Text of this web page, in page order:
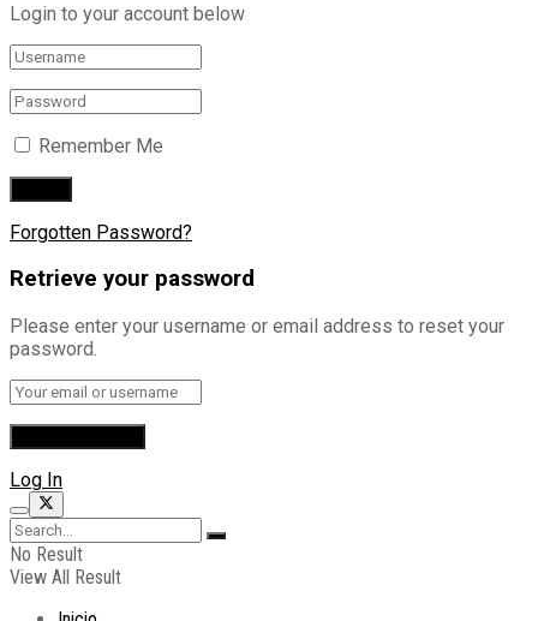
Login to your account below
Remember Me
Forgotten Password?
Retrieve your password
Please enter your username or email address to reset your
password.
Log In
No Result
View All Result